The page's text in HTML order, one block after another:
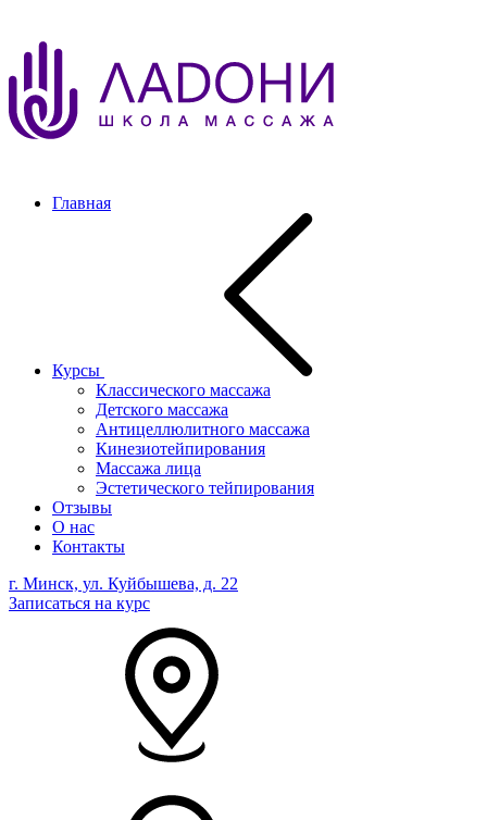
Главная
Курсы
Классического массажа
Детского массажа
Антицеллюлитного массажа
Кинезиотейпирования
Массажа лица
Эстетического тейпирования
Отзывы
О нас
Контакты
г. Минск, ул. Куйбышева, д. 22
Записаться на курс